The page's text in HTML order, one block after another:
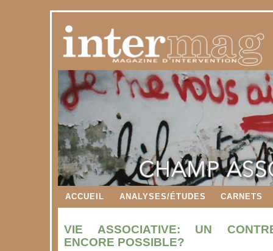
ACCUEIL ANALYSES/ÉTUDES CARNETS
VIE ASSOCIATIVE: UN
ENCORE POSSIBLE?